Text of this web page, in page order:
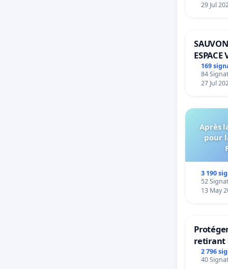
29 Jul
ESPACE
169
84
27 Jul
Après
pour
3 190
52
13 May
retirant
rayons
2 796
40